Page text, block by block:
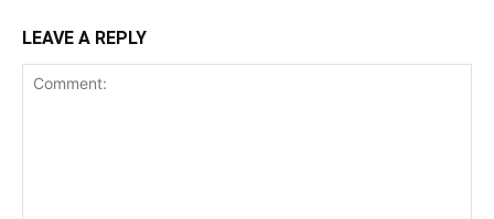
LEAVE A REPLY